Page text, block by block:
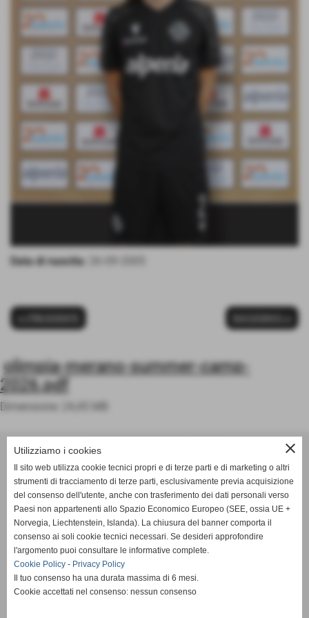
Data di nascita:
olimpia-merano-summer-camp-
2026.pdf
Dimensione: 24,45 MB
ASD OLIMPIA MERANO
Via Postgranz, 1- Merano (BZ)
Tel. +39 3802691640
info@asdolimpiamerano.it
Privacy Policy-Cookie Policy
totale visite
1233558
close
Utilizziamo i cookies
Il sito web utilizza cookie tecnici propri e di terze parti e di marketing o altri
strumenti di tracciamento di terze parti, esclusivamente previa acquisizione
del consenso dell'utente, anche con trasferimento dei dati personali verso
Paesi non appartenenti allo Spazio Economico Europeo (SEE, ossia UE +
Norvegia, Liechtenstein, Islanda). La chiusura del banner comporta il
consenso ai soli cookie tecnici necessari. Se desideri approfondire
l'argomento puoi consultare le informative complete.
Cookie Policy - Privacy Policy
Il tuo consenso ha una durata massima di 6 mesi.
Cookie accettati nel consenso: nessun consenso